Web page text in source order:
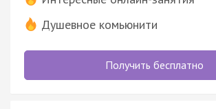
Душевное комьюнити
Получить бесплатно